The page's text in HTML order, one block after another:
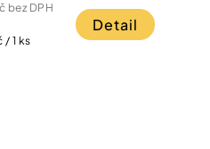
bez DPH
/ 1 ks
Detail